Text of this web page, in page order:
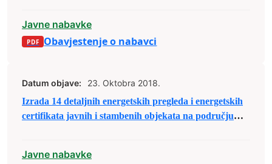
Javne nabavke
Obavjestenje o nabavci
Datum objave:
23. Oktobra 2018.
Izrada 14 detaljnih energetskih pregleda i energetskih
certifikata javnih i stambenih objekata na području
Javne nabavke